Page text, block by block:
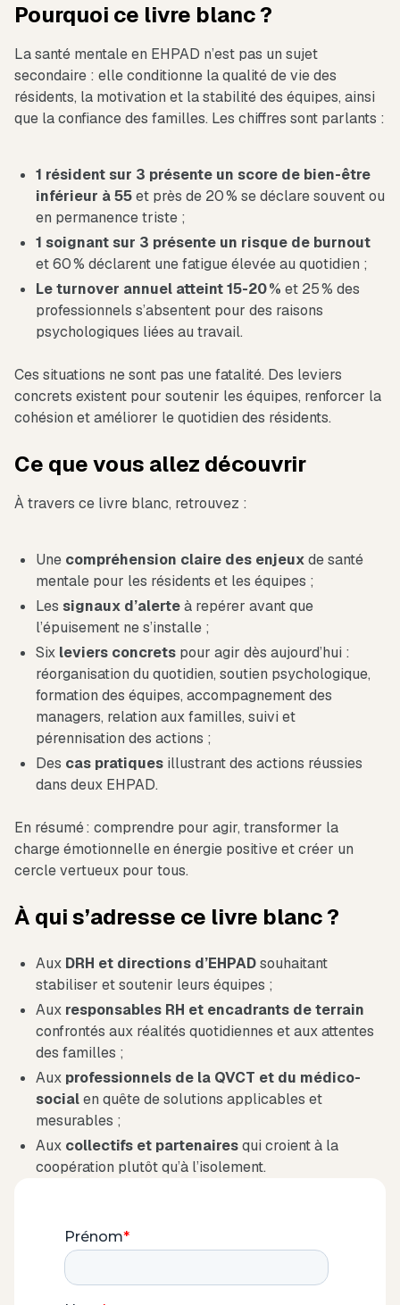
Pourquoi ce livre blanc ?
La santé mentale en EHPAD n’est pas un sujet
secondaire : elle conditionne la qualité de vie des
résidents, la motivation et la stabilité des équipes, ainsi
que la confiance des familles. Les chiffres sont parlants :
1 résident sur 3 présente un score de bien-être
inférieur à 55et près de 20 % se déclare souvent ou
en permanence triste ;
1 soignant sur 3 présente un risque de burnout
et 60 % déclarent une fatigue élevée au quotidien ;
Le turnover annuel atteint 15-20 % et 25 % des
professionnels s’absentent pour des raisons
psychologiques liées au travail.
Ces situations ne sont pas une fatalité. Des leviers
concrets existent pour soutenir les équipes, renforcer la
cohésion et améliorer le quotidien des résidents.
Ce que vous allez découvrir
À travers ce livre blanc, retrouvez :
Une compréhension claire des enjeuxde santé
mentale pour les résidents et les équipes ;
Les signaux d’alerteà repérer avant que
l’épuisement ne s’installe ;
Six leviers concrets pour agir dès aujourd’hui :
réorganisation du quotidien, soutien psychologique,
formation des équipes, accompagnement des
managers, relation aux familles, suivi et
pérennisation des actions ;
Des cas pratiques illustrant des actions réussies
dans deux EHPAD.
En résumé : comprendre pour agir, transformer la
charge émotionnelle en énergie positive et créer un
cercle vertueux pour tous.
À qui s’adresse ce livre blanc ?
Aux DRH et directions d’EHPADsouhaitant
stabiliser et soutenir leurs équipes ;
Aux responsables RH et encadrants de terrain
confrontés aux réalités quotidiennes et aux attentes
des familles ;
Aux professionnels de la QVCT et du médico-
socialen quête de solutions applicables et
mesurables ;
Aux collectifs et partenairesqui croient à la
coopération plutôt qu’à l’isolement.